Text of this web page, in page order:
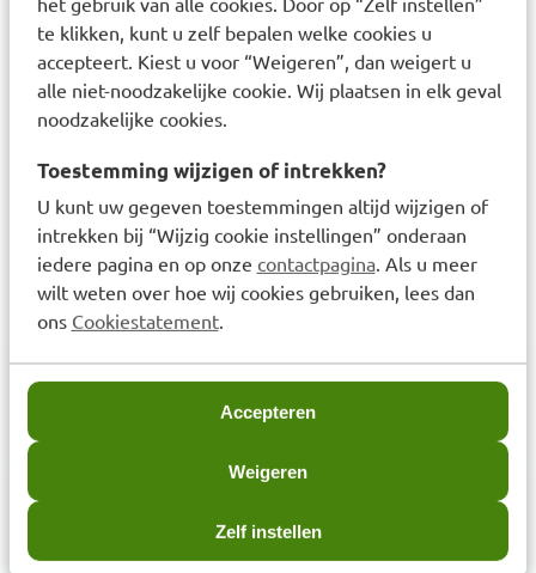
te klikken, kunt u zelf bepalen welke cookies u
accepteert. Kiest u voor “Weigeren”, dan weigert u
alle niet-noodzakelijke cookie. Wij plaatsen in elk geval
noodzakelijke cookies.
Toestemming wijzigen of intrekken?
U kunt uw gegeven toestemmingen altijd wijzigen of
intrekken bij “Wijzig cookie instellingen” onderaan
iedere pagina en op onze contactpagina. Als u meer
wilt weten over hoe wij cookies gebruiken, lees dan
ons Cookiestatement.
Accepteren
Weigeren
Zelf instellen
150ml
€13,69
miljoen klanten